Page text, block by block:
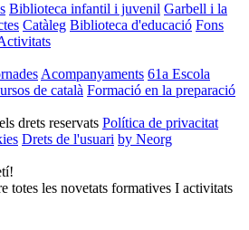
Biblioteca infantil i juvenil Garbell i la
Catàleg Biblioteca d'educació Fons
Acompanyaments 61a Escola
de català Formació en la preparació
drets reservats Política de privacitat
Drets de l'usuari by Neorg
totes les novetats formatives I activitats